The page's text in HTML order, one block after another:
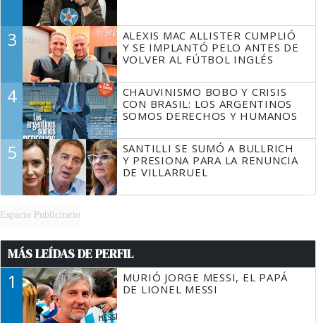
3
ALEXIS MAC ALLISTER CUMPLIÓ
Y SE IMPLANTÓ PELO ANTES DE
VOLVER AL FÚTBOL INGLÉS
4
CHAUVINISMO BOBO Y CRISIS
CON BRASIL: LOS ARGENTINOS
SOMOS DERECHOS Y HUMANOS
5
SANTILLI SE SUMÓ A BULLRICH
Y PRESIONA PARA LA RENUNCIA
DE VILLARRUEL
Espacio Publicitario
MÁS LEÍDAS DE PERFIL
1
MURIÓ JORGE MESSI, EL PAPÁ
DE LIONEL MESSI